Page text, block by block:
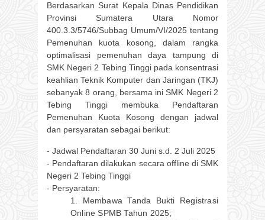
Berdasarkan Surat Kepala Dinas Pendidikan
Provinsi Sumatera Utara Nomor
400.3.3/5746/Subbag Umum/VI/2025 tentang
Pemenuhan kuota kosong, dalam rangka
optimalisasi pemenuhan daya tampung di
SMK Negeri 2 Tebing Tinggi pada konsentrasi
keahlian Teknik Komputer dan Jaringan (TKJ)
sebanyak 8 orang, bersama ini SMK Negeri 2
Tebing Tinggi membuka Pendaftaran
Pemenuhan Kuota Kosong dengan jadwal
dan persyaratan sebagai berikut:
- Jadwal Pendaftaran 30 Juni s.d. 2 Juli 2025
- Pendaftaran dilakukan secara offline di SMK
Negeri 2 Tebing Tinggi
- Persyaratan:
1. Membawa Tanda Bukti Registrasi
Online SPMB Tahun 2025;